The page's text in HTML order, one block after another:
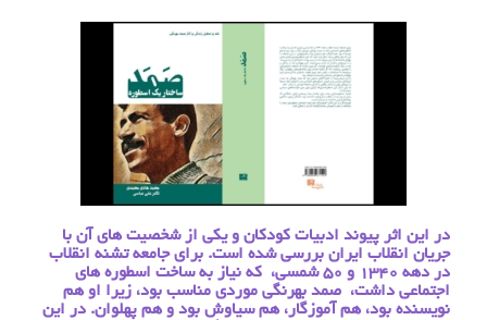
در این اثر پیوند ادبیات کودکان و یکی از شخصیت های آن با
جریان انقلاب ایران بررسی شده است. برای جامعه تشنه انقلاب
در دهه 1340 و 50 شمسی، که نیاز به ساخت اسطوره های
اجتماعی داشت، صمد بهرنگی موردی مناسب بود، زیرا او هم
نویسنده بود، هم آموزگار، هم سیاوش بود و هم پهلوان. در این